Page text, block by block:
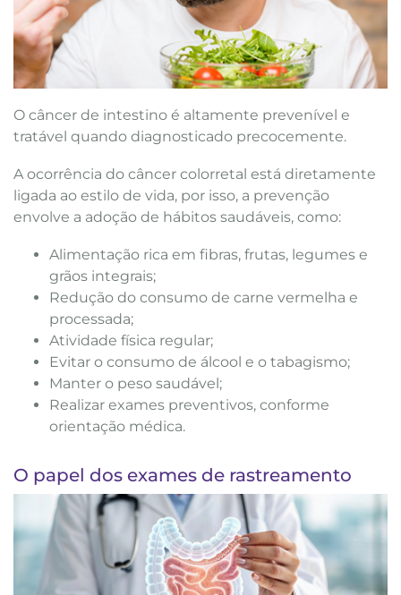
O câncer de intestino é altamente prevenível e
tratável quando diagnosticado precocemente.
A ocorrência do câncer colorretal está diretamente
ligada ao estilo de vida, por isso, a prevenção
envolve a adoção de hábitos saudáveis, como:
Alimentação rica em fibras, frutas, legumes e
grãos integrais;
Redução do consumo de carne vermelha e
processada;
Atividade física regular;
Evitar o consumo de álcool e o tabagismo;
Manter o peso saudável;
Realizar exames preventivos, conforme
orientação médica.
O papel dos exames de rastreamento